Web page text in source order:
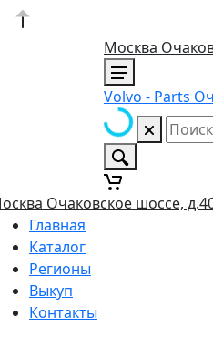
Москва
Volvo - Parts
Очаковское шоссе,
Главная
Каталог
Регионы
Выкуп
Контакты